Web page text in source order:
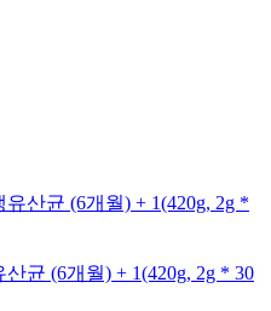
균 (6개월) + 1(420g, 2g * 30